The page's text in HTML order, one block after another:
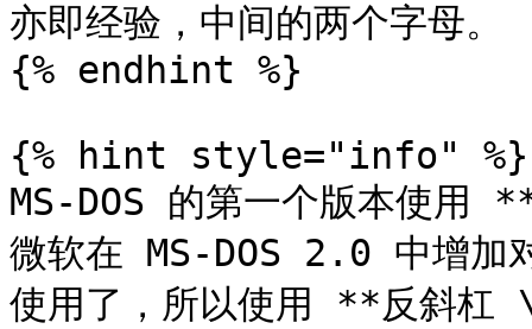
亦即经验，中间的两个字母。
{% endhint %}
{% hint style="info" %}
MS-DOS 的第一个版本使用
微软在 MS-DOS 2.0 中增加
使用了，所以使用 **反斜